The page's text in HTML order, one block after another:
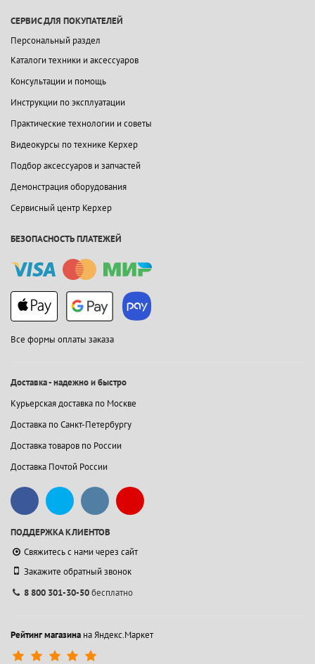
СЕРВИС ДЛЯ ПОКУПАТЕЛЕЙ
Персональный раздел
Каталоги техники и аксессуаров
Консультации и помощь
Инструкции по эксплуатации
Практические технологии и советы
Видеокурсы по технике Керхер
Подбор аксессуаров и запчастей
Демонстрация оборудования
Сервисный центр Керхер
БЕЗОПАСНОСТЬ ПЛАТЕЖЕЙ
Все формы оплаты заказа
Доставка - надежно и быстро
Курьерская доставка по Москве
Доставка по Санкт-Петербургу
Доставка товаров по России
Доставка Почтой России
ПОДДЕРЖКА КЛИЕНТОВ
Свяжитесь с нами через сайт
Закажите обратный звонок
8 800 301-30-50бесплатно
Рейтинг магазина на Яндекс.Маркет